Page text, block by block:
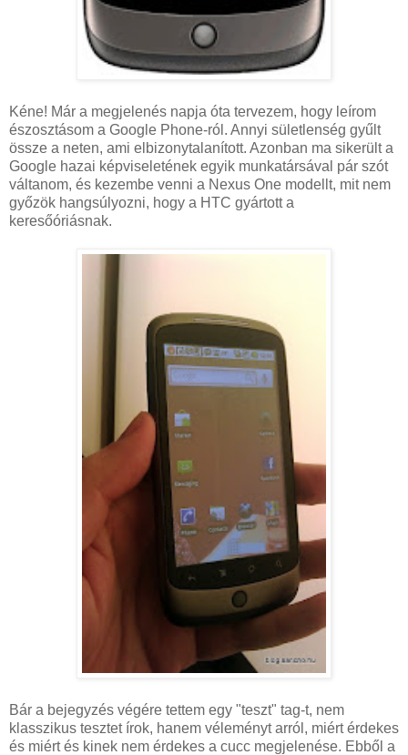
Kéne! Már a megjelenés napja óta tervezem, hogy leírom
észosztásom a Google Phone-ról. Annyi sületlenség gyűlt
össze a neten, ami elbizonytalanított. Azonban ma sikerült a
Google hazai képviseletének egyik munkatársával pár szót
váltanom, és kezembe venni a Nexus One modellt, mit nem
győzök hangsúlyozni, hogy a HTC gyártott a
keresőóriásnak.
Bár a bejegyzés végére tettem egy "teszt" tag-t, nem
klasszikus tesztet írok, hanem véleményt arról, miért érdekes
és miért és kinek nem érdekes a cucc megjelenése. Ebből a